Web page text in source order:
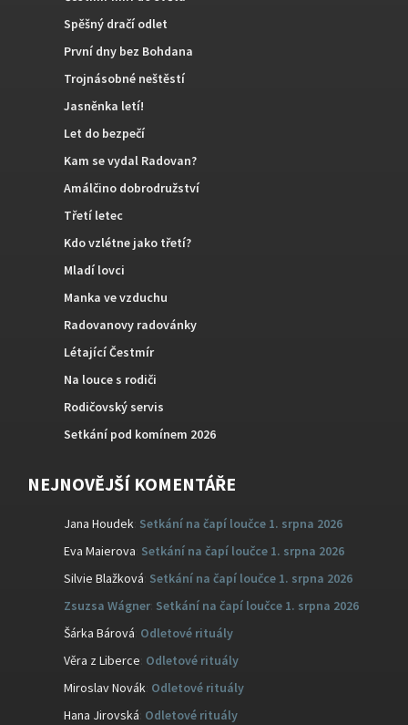
Spěšný dračí odlet
První dny bez Bohdana
Trojnásobné neštěstí
Jasněnka letí!
Let do bezpečí
Kam se vydal Radovan?
Amálčino dobrodružství
Třetí letec
Kdo vzlétne jako třetí?
Mladí lovci
Manka ve vzduchu
Radovanovy radovánky
Létající Čestmír
Na louce s rodiči
Rodičovský servis
Setkání pod komínem 2026
NEJNOVĚJŠÍ KOMENTÁŘE
Jana Houdek Setkání na čapí loučce 1. srpna 2026
Eva Maierova Setkání na čapí loučce 1. srpna 2026
Silvie Blažková Setkání na čapí loučce 1. srpna 2026
Zsuzsa Wágner Setkání na čapí loučce 1. srpna 2026
Šárka Bárová Odletové rituály
Věra z Liberce Odletové rituály
Miroslav Novák Odletové rituály
Hana Jirovská Odletové rituály